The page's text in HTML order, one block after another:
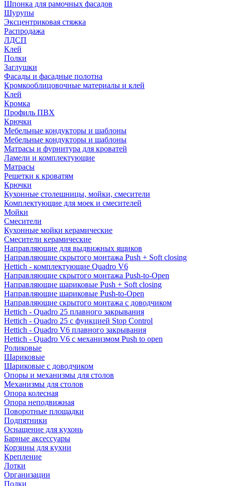
Шпонка для рамочных фасадов
Шурупы
Эксцентриковая стяжка
Распродажа
ЛДСП
Клей
Полки
Заглушки
Фасады и фасадные полотна
Кромкооблицовочные материалы и клей
Клей
Кромка
Профиль ПВХ
Крючки
Мебельные кондукторы и шаблоны
Мебельные кондукторы и шаблоны
Матрасы и фурнитура для кроватей
Ламели и комплектующие
Матрасы
Решетки к кроватям
Крючки
Кухонные столешницы, мойки, смесители
Комплектующие для моек и смесителей
Мойки
Смесители
Кухонные мойки керамические
Смесители керамические
Направляющие для выдвижных ящиков
Направляющие скрытого монтажа Push + Soft closing
Hettich - комплектующие Quadro V6
Направляющие скрытого монтажа Push-to-Open
Направляющие шариковые Push + Soft closing
Направляющие шариковые Push-to-Open
Направляющие скрытого монтажа с доводчиком
Hettich - Quadro 25 плавного закрывания
Hettich - Quadro 25 с функцией Stop Control
Hettich - Quadro V6 плавного закрывания
Hettich - Quadro V6 с механизмом Push to open
Роликовые
Шариковые
Шариковые с доводчиком
Опоры и механизмы для столов
Механизмы для столов
Опора колесная
Опора неподвижная
Поворотные площадки
Подпятники
Оснащение для кухонь
Барные аксессуары
Корзины для кухни
Крепление
Лотки
Организации
Полки